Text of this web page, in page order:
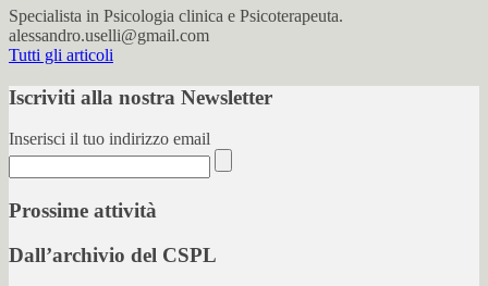
Specialista in Psicologia clinica e Psicoterapeuta.
alessandro.uselli@gmail.com
Tutti gli articoli
Iscriviti alla nostra Newsletter
Inserisci il tuo indirizzo email
Prossime attività
Dall’archivio del CSPL